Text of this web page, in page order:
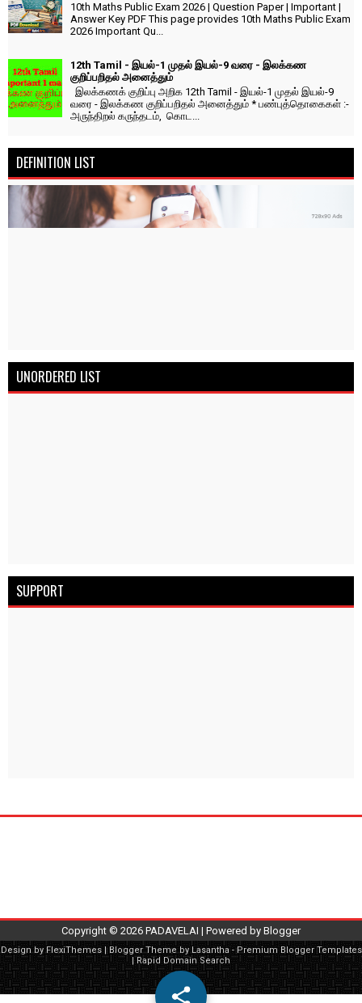
10th Maths Public Exam 2026 | Question Paper | Important |
Answer Key PDF This page provides 10th Maths Public Exam
2026 Important Qu...
12th Tamil - இயல்-1 முதல் இயல்-9 வரை - இலக்கண
குறிப்பறிதல் அனைத்தும்
இலக்கணக் குறிப்பு அறிக 12th Tamil - இயல்-1 முதல் இயல்-9
வரை - இலக்கண குறிப்பறிதல் அனைத்தும் * பண்புத்தொகைகள் :-
அருந்திறல் கருந்தடம், கொட...
DEFINITION LIST
UNORDERED LIST
SUPPORT
Copyright © 2026 PADAVELAI | Powered by Blogger
Design byFlexiThemes| Blogger Theme byLasantha-Premium Blogger Templates
|Rapid Domain Search